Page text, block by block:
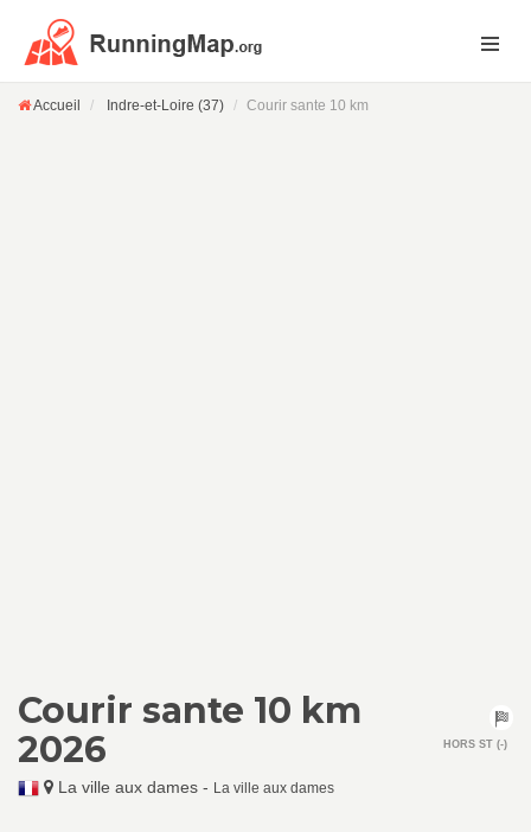
Accueil Indre-et-Loire (37) Courir sante 10 km
Courir sante 10 km
2026
La ville aux dames - La ville aux dames
HORS ST (-)